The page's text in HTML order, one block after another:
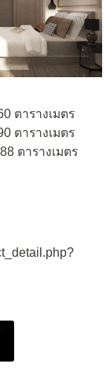
างเมตร
รางเมตร
ตารางเมตร